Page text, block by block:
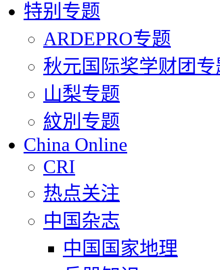
特别专题
ARDEPRO专题
秋元国际奖学财团专
山梨专题
紋別专题
China Online
CRI
热点关注
中国杂志
中国国家地理